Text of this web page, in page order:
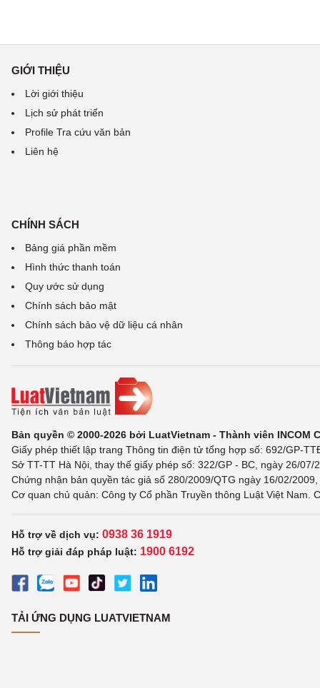
GIỚI THIỆU
Lời giới thiệu
Lịch sử phát triển
Profile Tra cứu văn bản
Liên hệ
CHÍNH SÁCH
Bảng giá phần mềm
Hình thức thanh toán
Quy ước sử dụng
Chính sách bảo mật
Chính sách bảo vệ dữ liệu cá nhân
Thông báo hợp tác
Bản quyền © 2000-2026 bởi LuatVietnam - Thành viên INCOM
Giấy phép thiết lập trang Thông tin điện tử tổng hợp số: 692/GP-
Sở TT-TT Hà Nội, thay thế giấy phép số: 322/GP - BC, ngày 26/
Chứng nhận bản quyền tác giả số 280/2009/QTG ngày 16/02/
Cơ quan chủ quản: Công ty Cổ phần Truyền thông Luật Việt Nam.
Hỗ trợ về dịch vụ: 0938 36 1919
Hỗ trợ giải đáp pháp luật: 1900 6192
TẢI ỨNG DỤNG LUATVIETNAM